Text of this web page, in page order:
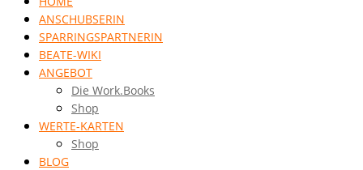
Kommunikationsgenialistin
VISION
HOCH
DREI
ANSCHUBSERIN
SPARRINGSPARTNERIN
BEATE-WIKI
ANGEBOT
Die Work.Books
Shop
WERTE-KARTEN
Shop
BLOG